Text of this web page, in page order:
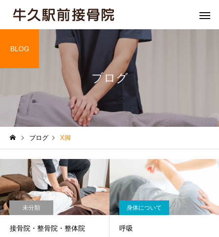
骨盤矯正
膝痛 肘・関節
ブログ
BLOG
ブログ X脚
未分類
接骨院・整骨院・整体院
身体について
呼吸